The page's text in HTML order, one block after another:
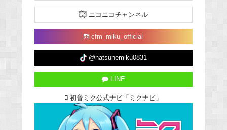
ニコニコチャンネル
cfm_miku_official
@hatsunemiku0831
LINE
初音ミク公式ナビ「ミクナビ」